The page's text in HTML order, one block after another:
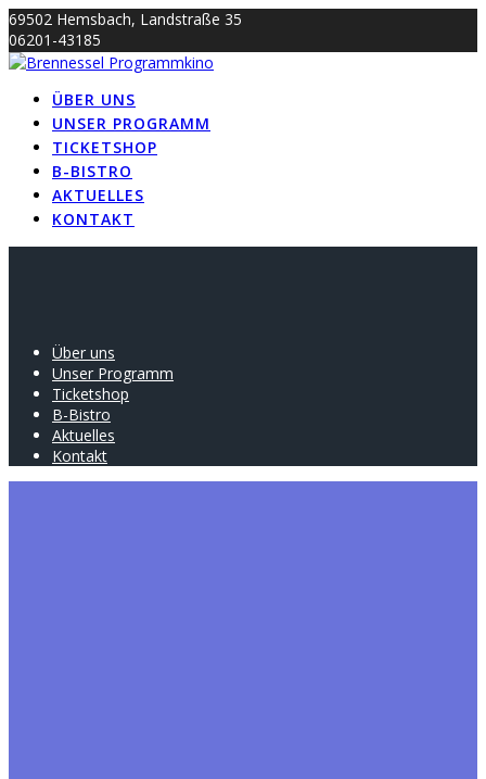
Skip
to
content
69502 Hemsbach, Landstraße 35
06201-43185
info@brennessel-kino.de
ÜBER UNS
UNSER PROGRAMM
TICKETSHOP
B-BISTRO
AKTUELLES
KONTAKT
Über uns
Unser Programm
Ticketshop
B-Bistro
Aktuelles
Kontakt